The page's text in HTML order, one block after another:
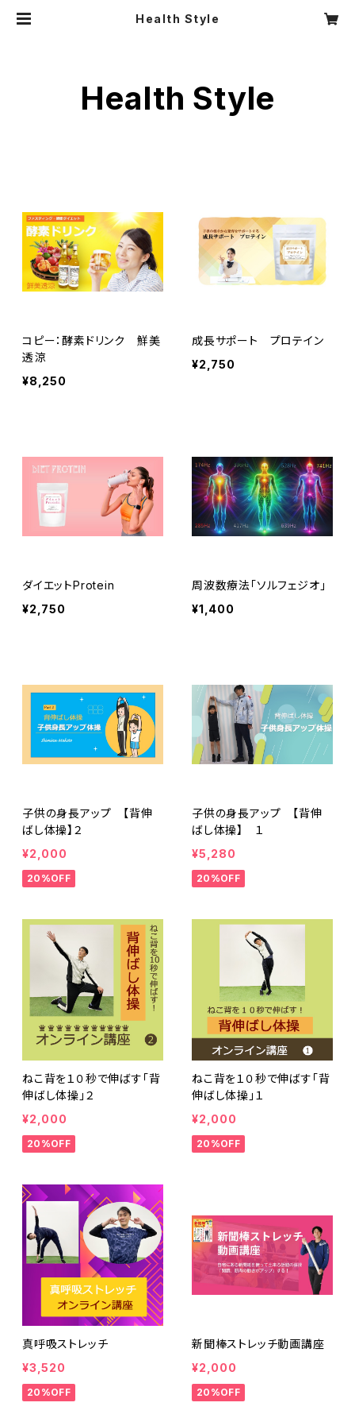
Health Style
Health Style
コピー：酵素ドリンク 鮮美
透涼
¥8,250
成長サポート プロテイン
¥2,750
ダイエットProtein
¥2,750
周波数療法「ソルフェジオ」
¥1,400
子供の身長アップ 【背伸
ばし体操】２
¥2,000
20%OFF
子供の身長アップ 【背伸
ばし体操】 １
¥5,280
20%OFF
ねこ背を１０秒で伸ばす「背
伸ばし体操」２
¥2,000
20%OFF
ねこ背を１０秒で伸ばす「背
伸ばし体操」１
¥2,000
20%OFF
真呼吸ストレッチ
¥3,520
20%OFF
新聞棒ストレッチ動画講座
¥2,000
20%OFF